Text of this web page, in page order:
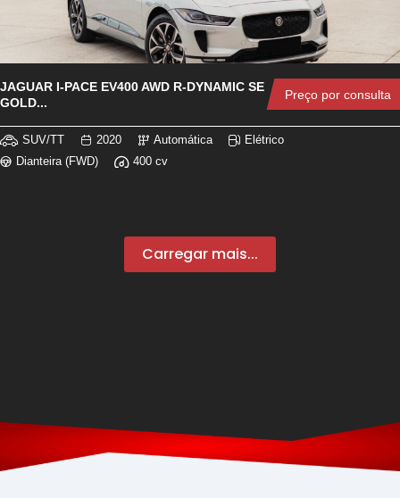
Preço por consulta
JAGUAR I-PACE EV400 AWD R-DYNAMIC SE
GOLD...
SUV/TT 2020 Automática
Elétrico
Dianteira (FWD)
400 cv
Carregar mais...